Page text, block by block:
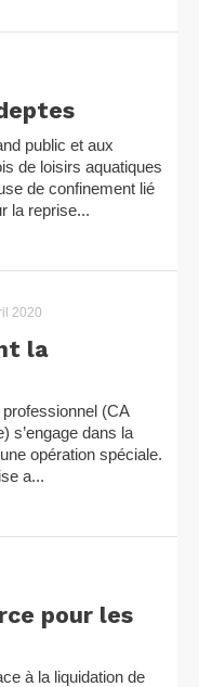
public et aux
de loisirs aquatiques
de confinement lié
la reprise...
2020
la
(CA
s’engage dans la
opération spéciale.
a...
pour les
à la liquidation de